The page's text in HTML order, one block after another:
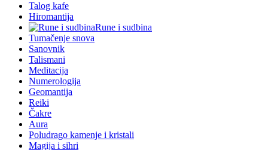
Talog kafe
Hiromantija
Rune i sudbina
Tumačenje snova
Sanovnik
Talismani
Meditacija
Numerologija
Geomantija
Reiki
Čakre
Aura
Poludrago kamenje i kristali
Magija i sihri